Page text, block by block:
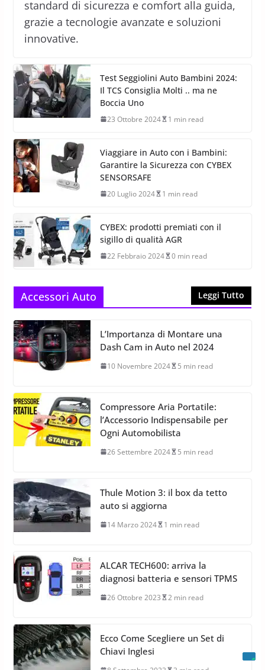
standard di sicurezza e comfort alla guida,
grazie a tecnologie avanzate e soluzioni
innovative.
Test Seggiolini Auto Bambini 2024:
Il TCS Consiglia Molti .. ma ne
Boccia Uno
23 Ottobre 2024 1 min read
Viaggiare in Auto con i Bambini:
Garantire la Sicurezza con CYBEX
SENSORSAFE
20 Luglio 2024 1 min read
CYBEX: prodotti premiati con il
sigillo di qualità AGR
22 Febbraio 2024 0 min read
Accessori Auto Leggi Tutto
L’Importanza di Montare una
Dash Cam in Auto nel 2024
10 Novembre 2024 5 min read
Compressore Aria Portatile:
l’Accessorio Indispensabile per
Ogni Automobilista
26 Settembre 2024 5 min read
Thule Motion 3: il box da tetto
auto si aggiorna
14 Marzo 2024 1 min read
ALCAR TECH600: arriva la
diagnosi batteria e sensori TPMS
26 Ottobre 2023 2 min read
Ecco Come Scegliere un Set di
Chiavi Inglesi